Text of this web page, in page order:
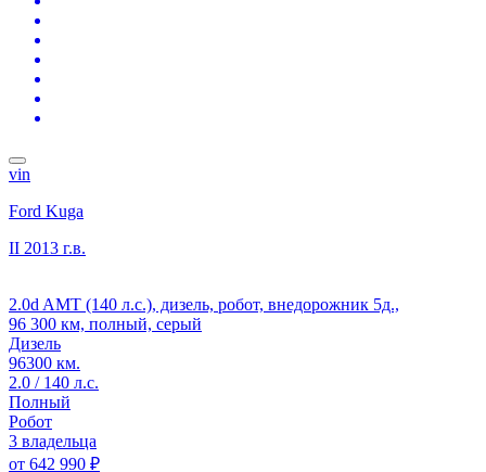
vin
Ford Kuga
II 2013 г.в.
2.0d AMT (140 л.с.), дизель, робот, внедорожник 5д.,
96 300 км, полный, серый
Дизель
96300 км.
2.0 / 140 л.с.
Полный
Робот
3 владельца
от 642 990 ₽